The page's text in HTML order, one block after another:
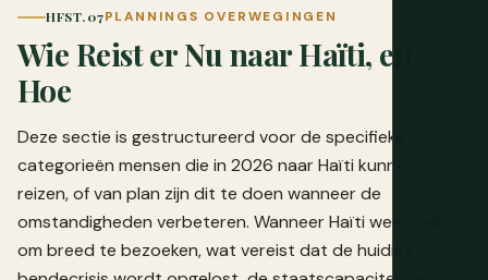
HFST. 07PLANNINGS OVERWEGINGEN
Wie Reist er Nu naar Haïti, en
Hoe
Deze sectie is gestructureerd voor de specifieke
categorieën mensen die in 2026 naar Haïti kunnen
reizen, of van plan zijn dit te doen wanneer de
omstandigheden verbeteren. Wanneer Haïti weer veilig is
om breed te bezoeken, wat vereist dat de huidige